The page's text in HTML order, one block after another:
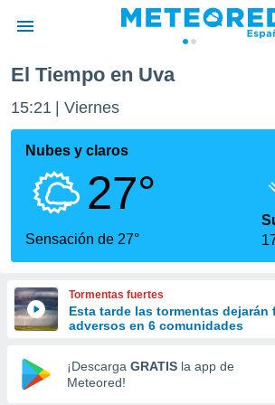
de
por
que se
calidad.
a este
las
y
forma
digital
basada
El Tiempo en Uva
15:21 Viernes
Nubes y claros
27°
Sensación de 27°
Tormentas fuertes
Esta tarde las tormentas dejarán
adversos en 6 comunidades
¡Descarga GRATIS la app de
Meteored!